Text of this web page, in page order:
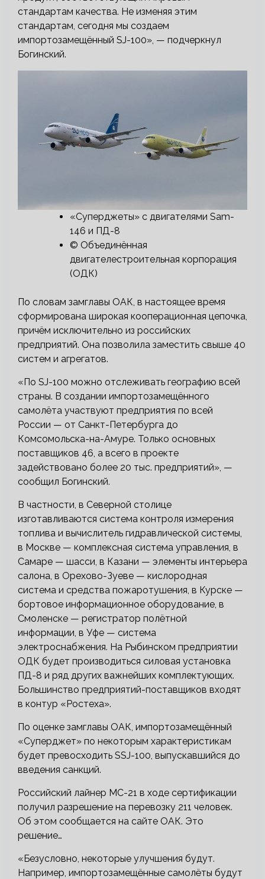
стандартам качества. Не изменяя этим
стандартам, сегодня мы создаем
импортозамещённый SJ-100», — подчеркнул
Богинский.
«Суперджеты» с двигателями Sam-
146 и ПД-8
© Объединённая
двигателестроительная корпорация
(ОДК)
По словам замглавы ОАК, в настоящее время
сформирована широкая кооперационная цепочка,
причём исключительно из российских
предприятий. Она позволила заместить свыше 40
систем и агрегатов.
«По SJ-100 можно отслеживать географию всей
страны. В создании импортозамещённого
самолёта участвуют предприятия по всей
России — от Санкт-Петербурга до
Комсомольска-на-Амуре. Только основных
поставщиков 46, а всего в проекте
задействовано более 20 тыс. предприятий», —
сообщил Богинский.
В частности, в Северной столице
изготавливаются система контроля измерения
топлива и вычислитель гидравлической системы,
в Москве — комплексная система управления, в
Самаре — шасси, в Казани — элементы интерьера
салона, в Орехово-Зуеве — кислородная
система и средства пожаротушения, в Курске —
бортовое информационное оборудование, в
Смоленске — регистратор полётной
информации, в Уфе — система
электроснабжения. На Рыбинском предприятии
ОДК будет производиться силовая установка
ПД-8 и ряд других важнейших комплектующих.
Большинство предприятий-поставщиков входят
в контур «Ростеха».
По оценке замглавы ОАК, импортозамещённый
«Суперджет» по некоторым характеристикам
будет превосходить SSJ-100, выпускавшийся до
введения санкций.
Российский лайнер МС-21 в ходе сертификации
получил разрешение на перевозку 211 человек.
Об этом сообщается на сайте ОАК. Это
решение…
«Безусловно, некоторые улучшения будут.
Например, импортозамещённые самолёты будут